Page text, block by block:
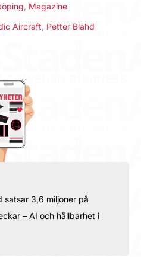
Magazine
Aircraft Petter Blahd
satsar 3,6 miljoner på
– AI och hållbarhet i